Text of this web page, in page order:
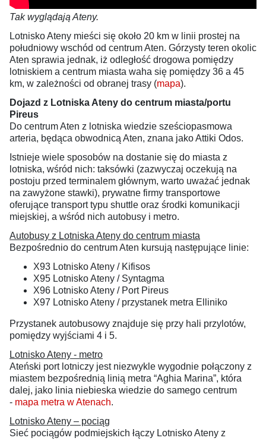
Tak wyglądają Ateny.
Lotnisko Ateny mieści się około 20 km w linii prostej na
południowy wschód od centrum Aten. Górzysty teren okolic
Aten sprawia jednak, iż odległość drogowa pomiędzy
lotniskiem a centrum miasta waha się pomiędzy 36 a 45
km, w zależności od obranej trasy (mapa).
Dojazd z Lotniska Ateny do centrum miasta/portu
Pireus
Do centrum Aten z lotniska wiedzie sześciopasmowa
arteria, będąca obwodnicą Aten, znana jako Attiki Odos.
Istnieje wiele sposobów na dostanie się do miasta z
lotniska, wśród nich: taksówki (zazwyczaj oczekują na
postoju przed terminalem głównym, warto uważać jednak
na zawyżone stawki), prywatne firmy transportowe
oferujące transport typu shuttle oraz środki komunikacji
miejskiej, a wśród nich autobusy i metro.
Autobusy z Lotniska Ateny do centrum miasta
Bezpośrednio do centrum Aten kursują następujące linie:
X93 Lotnisko Ateny / Kifisos
X95 Lotnisko Ateny / Syntagma
X96 Lotnisko Ateny / Port Pireus
X97 Lotnisko Ateny / przystanek metra Elliniko
Przystanek autobusowy znajduje się przy hali przylotów,
pomiędzy wyjściami 4 i 5.
Lotnisko Ateny - metro
Ateński port lotniczy jest niezwykle wygodnie połączony z
miastem bezpośrednią linią metra “Aghia Marina”, która
dalej, jako linia niebieska wiedzie do samego centrum
- mapa metra w Atenach.
Lotnisko Ateny – pociąg
Sieć pociągów podmiejskich łączy Lotnisko Ateny z